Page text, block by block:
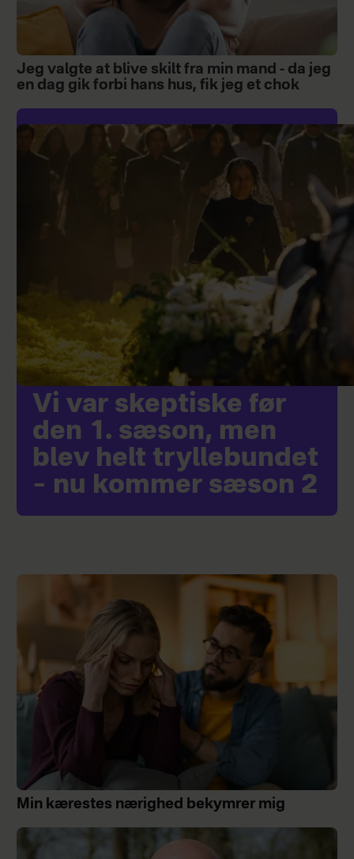
Jeg valgte at blive skilt fra min mand - da jeg
en dag gik forbi hans hus, fik jeg et chok
Vi var skeptiske før
den 1. sæson, men
blev helt tryllebundet
– nu kommer sæson 2
Min kærestes nærighed bekymrer mig